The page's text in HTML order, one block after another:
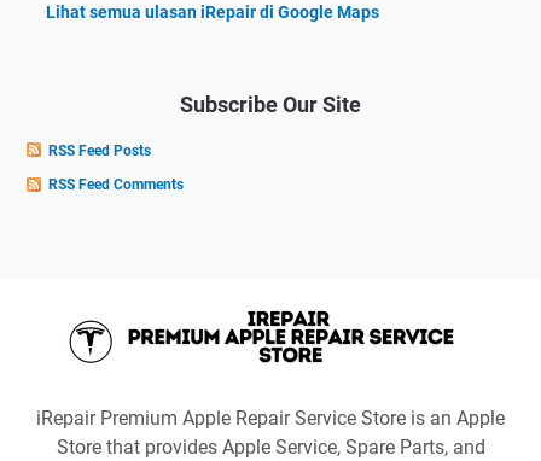
Lihat semua ulasan iRepair di Google Maps
Subscribe Our Site
RSS Feed Posts
RSS Feed Comments
iRepair Premium Apple Repair Service Store is an Apple
Store that provides Apple Service, Spare Parts, and